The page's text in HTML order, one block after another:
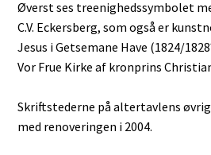
Øverst ses treenighedssymbolet
C.V. Eckersberg, som også er
Jesus i Getsemane Have (1824/
Vor Frue Kirke af kronprins
Skriftstederne på altertavlens
med renoveringen i 2004.